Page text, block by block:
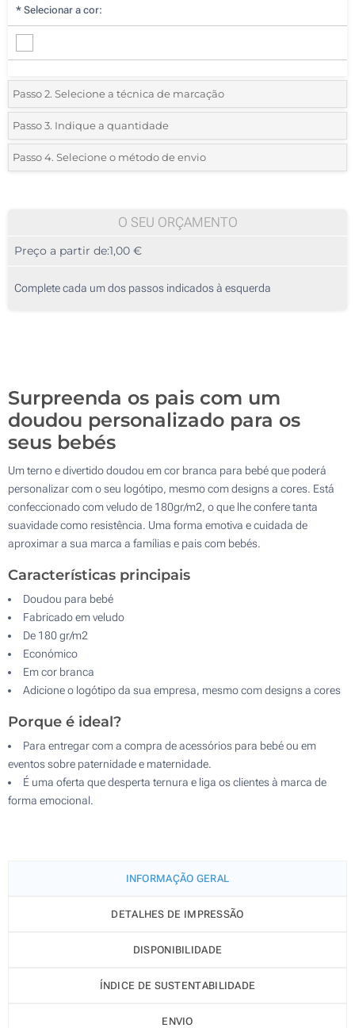
* Selecionar a cor:
Passo 2. Selecione a técnica de marcação
*Selecione o tipo de marcação e as cores do logotipo:
1 Cor (Na frente)
Passo 3. Indique a quantidade
*Quantidade mínima:25
50
125
Passo 4. Selecione o método de envio
O SEU ORÇAMENTO
Preço a partir de:1,00 €
Complete cada um dos passos indicados à esquerda
Surpreenda os pais com um
doudou personalizado para os
seus bebés
Um terno e divertido doudou em cor branca para bebé que poderá
personalizar com o seu logótipo, mesmo com designs a cores. Está
confeccionado com veludo de 180gr/m2, o que lhe confere tanta
suavidade como resistência. Uma forma emotiva e cuidada de
aproximar a sua marca a famílias e pais com bebés.
Características principais
Doudou para bebé
Fabricado em veludo
De 180 gr/m2
Económico
Em cor branca
Adicione o logótipo da sua empresa, mesmo com designs a cores
Porque é ideal?
Para entregar com a compra de acessórios para bebé ou em
eventos sobre paternidade e maternidade.
É uma oferta que desperta ternura e liga os clientes à marca de
forma emocional.
INFORMAÇÃO GERAL
DETALHES DE IMPRESSÃO
DISPONIBILIDADE
ÍNDICE DE SUSTENTABILIDADE
ENVIO